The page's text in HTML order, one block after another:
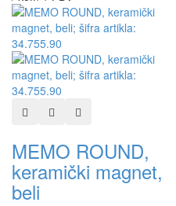
Dodaj u listu želja
Dodaj u listu za poređenje
MEMO ROUND,
keramički magnet,
beli